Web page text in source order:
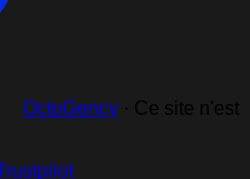
OctoGency · Ce site n'est